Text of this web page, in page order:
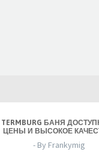
TERMBURG БАНЯ
ЦЕНЫ И ВЫСОКОЕ
- By Frankymig